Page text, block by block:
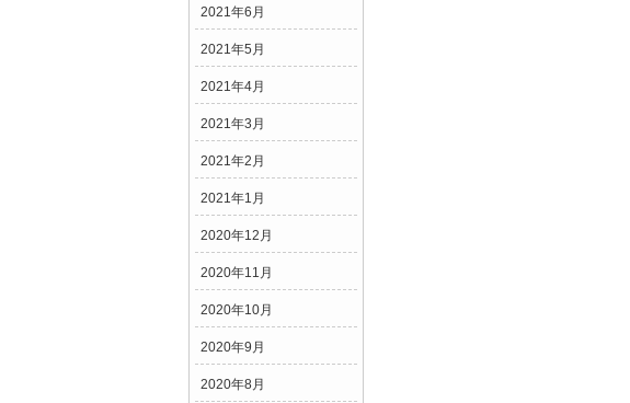
2021年6月
2021年5月
2021年4月
2021年3月
2021年2月
2021年1月
2020年12月
2020年11月
2020年10月
2020年9月
2020年8月